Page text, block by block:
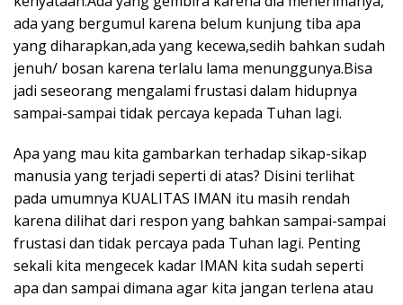
ada yang bergumul karena belum kunjung tiba apa
yang diharapkan,ada yang kecewa,sedih bahkan sudah
jenuh/ bosan karena terlalu lama menunggunya.Bisa
jadi seseorang mengalami frustasi dalam hidupnya
sampai-sampai tidak percaya kepada Tuhan lagi.
Apa yang mau kita gambarkan terhadap sikap-sikap
manusia yang terjadi seperti di atas? Disini terlihat
pada umumnya KUALITAS IMAN itu masih rendah
karena dilihat dari respon yang bahkan sampai-sampai
frustasi dan tidak percaya pada Tuhan lagi. Penting
sekali kita mengecek kadar IMAN kita sudah seperti
apa dan sampai dimana agar kita jangan terlena atau